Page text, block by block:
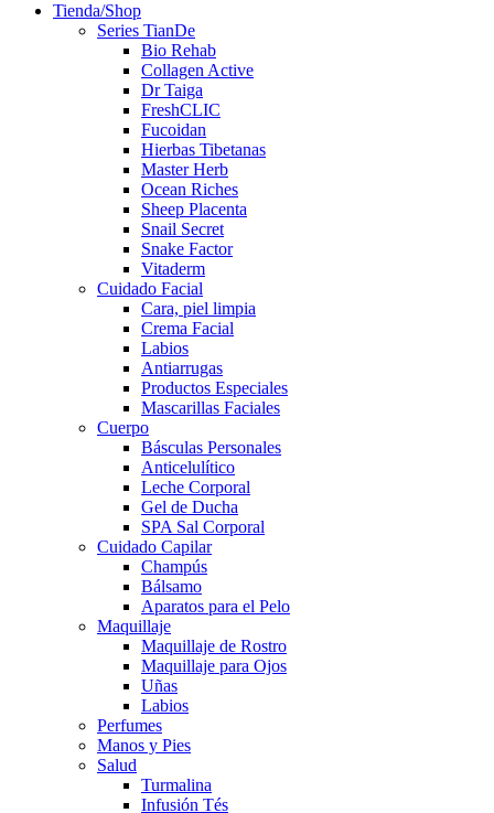
Tienda/Shop
Series TianDe
Bio Rehab
Collagen Active
Dr Taiga
FreshCLIC
Fucoidan
Hierbas Tibetanas
Master Herb
Ocean Riches
Sheep Placenta
Snail Secret
Snake Factor
Vitaderm
Cuidado Facial
Cara, piel limpia
Crema Facial
Labios
Antiarrugas
Productos Especiales
Mascarillas Faciales
Cuerpo
Básculas Personales
Anticelulítico
Leche Corporal
Gel de Ducha
SPA Sal Corporal
Cuidado Capilar
Champús
Bálsamo
Aparatos para el Pelo
Maquillaje
Maquillaje de Rostro
Maquillaje para Ojos
Uñas
Labios
Perfumes
Manos y Pies
Salud
Turmalina
Infusión Tés